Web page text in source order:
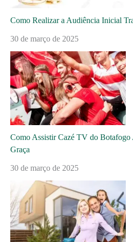
Como Realizar a Audiência Inicial
30 de março de 2025
Como Assistir Cazé TV do
Graça
30 de março de 2025